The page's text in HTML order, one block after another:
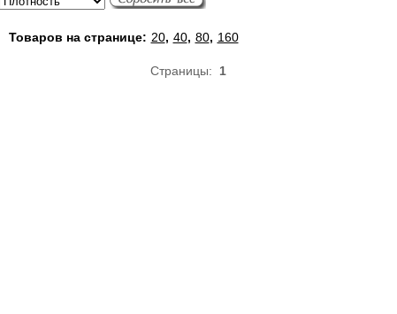
Товаров на странице: 20, 40, 80, 160
Страницы: 1